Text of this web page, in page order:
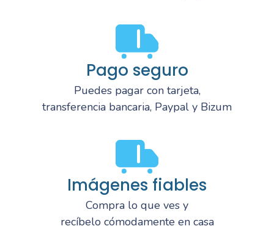
Pago seguro
Puedes pagar con tarjeta,
transferencia bancaria, Paypal y Bizum
Imágenes fiables
Compra lo que ves y
recíbelo cómodamente en casa